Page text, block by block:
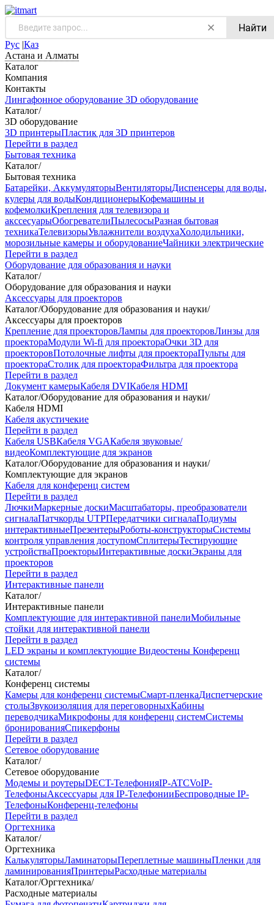
Найти
Рус |Қаз
Астана и Алматы
Каталог
Компания
Контакты
Лингафонное оборудование 3D оборудование
Каталог/
3D оборудование
3D принтерыПластик для 3D принтеров
Перейти в раздел
Бытовая техника
Каталог/
Бытовая техника
Батарейки, АккумуляторыВентиляторыДиспенсеры для воды,
кулеры для водыКондиционерыКофемашины и
кофемолкиКрепления для телевизора и
акссесуарыОбогревателиПылесосыРазная бытовая
техникаТелевизорыУвлажнители воздухаХолодильники,
морозильные камеры и оборудованиеЧайники электрические
Перейти в раздел
Оборудование для образования и науки
Каталог/
Оборудование для образования и науки
Аксессуары для проекторов
Каталог/Оборудование для образования и науки/
Аксессуары для проекторов
Крепление для проекторовЛампы для проекторовЛинзы для
проектораМодули Wi-fi для проектораОчки 3D для
проекторовПотолочные лифты для проектораПульты для
проектораСтолик для проектораФильтра для проектора
Перейти в раздел
Документ камерыКабеля DVIКабеля HDMI
Каталог/Оборудование для образования и науки/
Кабеля HDMI
Кабеля акустичекие
Перейти в раздел
Кабеля USBКабеля VGAКабеля звуковые/
видеоКомплектующие для экранов
Каталог/Оборудование для образования и науки/
Комплектующие для экранов
Кабеля для конференц систем
Перейти в раздел
ЛючкиМаркерные доскиМасштабаторы, преобразователи
сигналаПатчкорды UTPПередатчики сигналаПодиумы
интерактивныеПрезентерыРоботы-конструкторыСистемы
контроля управления доступомСплитерыТестирующие
устройстваПроекторыИнтерактивные доскиЭкраны для
проекторов
Перейти в раздел
Интерактивные панели
Каталог/
Интерактивные панели
Комплектующие для интерактивной панелиМобильные
стойки для интерактивной панели
Перейти в раздел
LED экраны и комплектующие Видеостены Конференц
системы
Каталог/
Конференц системы
Камеры для конференц системыCмарт-пленкаДиспетчерские
столыЗвукоизоляция для переговорныхКабины
переводчикаМикрофоны для конференц системСистемы
бронированияСпикерфоны
Перейти в раздел
Сетевое оборудование
Каталог/
Сетевое оборудование
Модемы и роутерыDECT-ТелефонияIP-ATCVoIP-
ТелефоныАксессуары для IP-ТелефонииБеспроводные IP-
ТелефоныКонференц-телефоны
Перейти в раздел
Оргтехника
Каталог/
Оргтехника
КалькуляторыЛаминаторыПереплетные машиныПленки для
ламинированияПринтерыРасходные материалы
Каталог/Оргтехника/
Расходные материалы